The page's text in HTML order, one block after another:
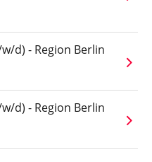
d) - Region Berlin
d) - Region Berlin